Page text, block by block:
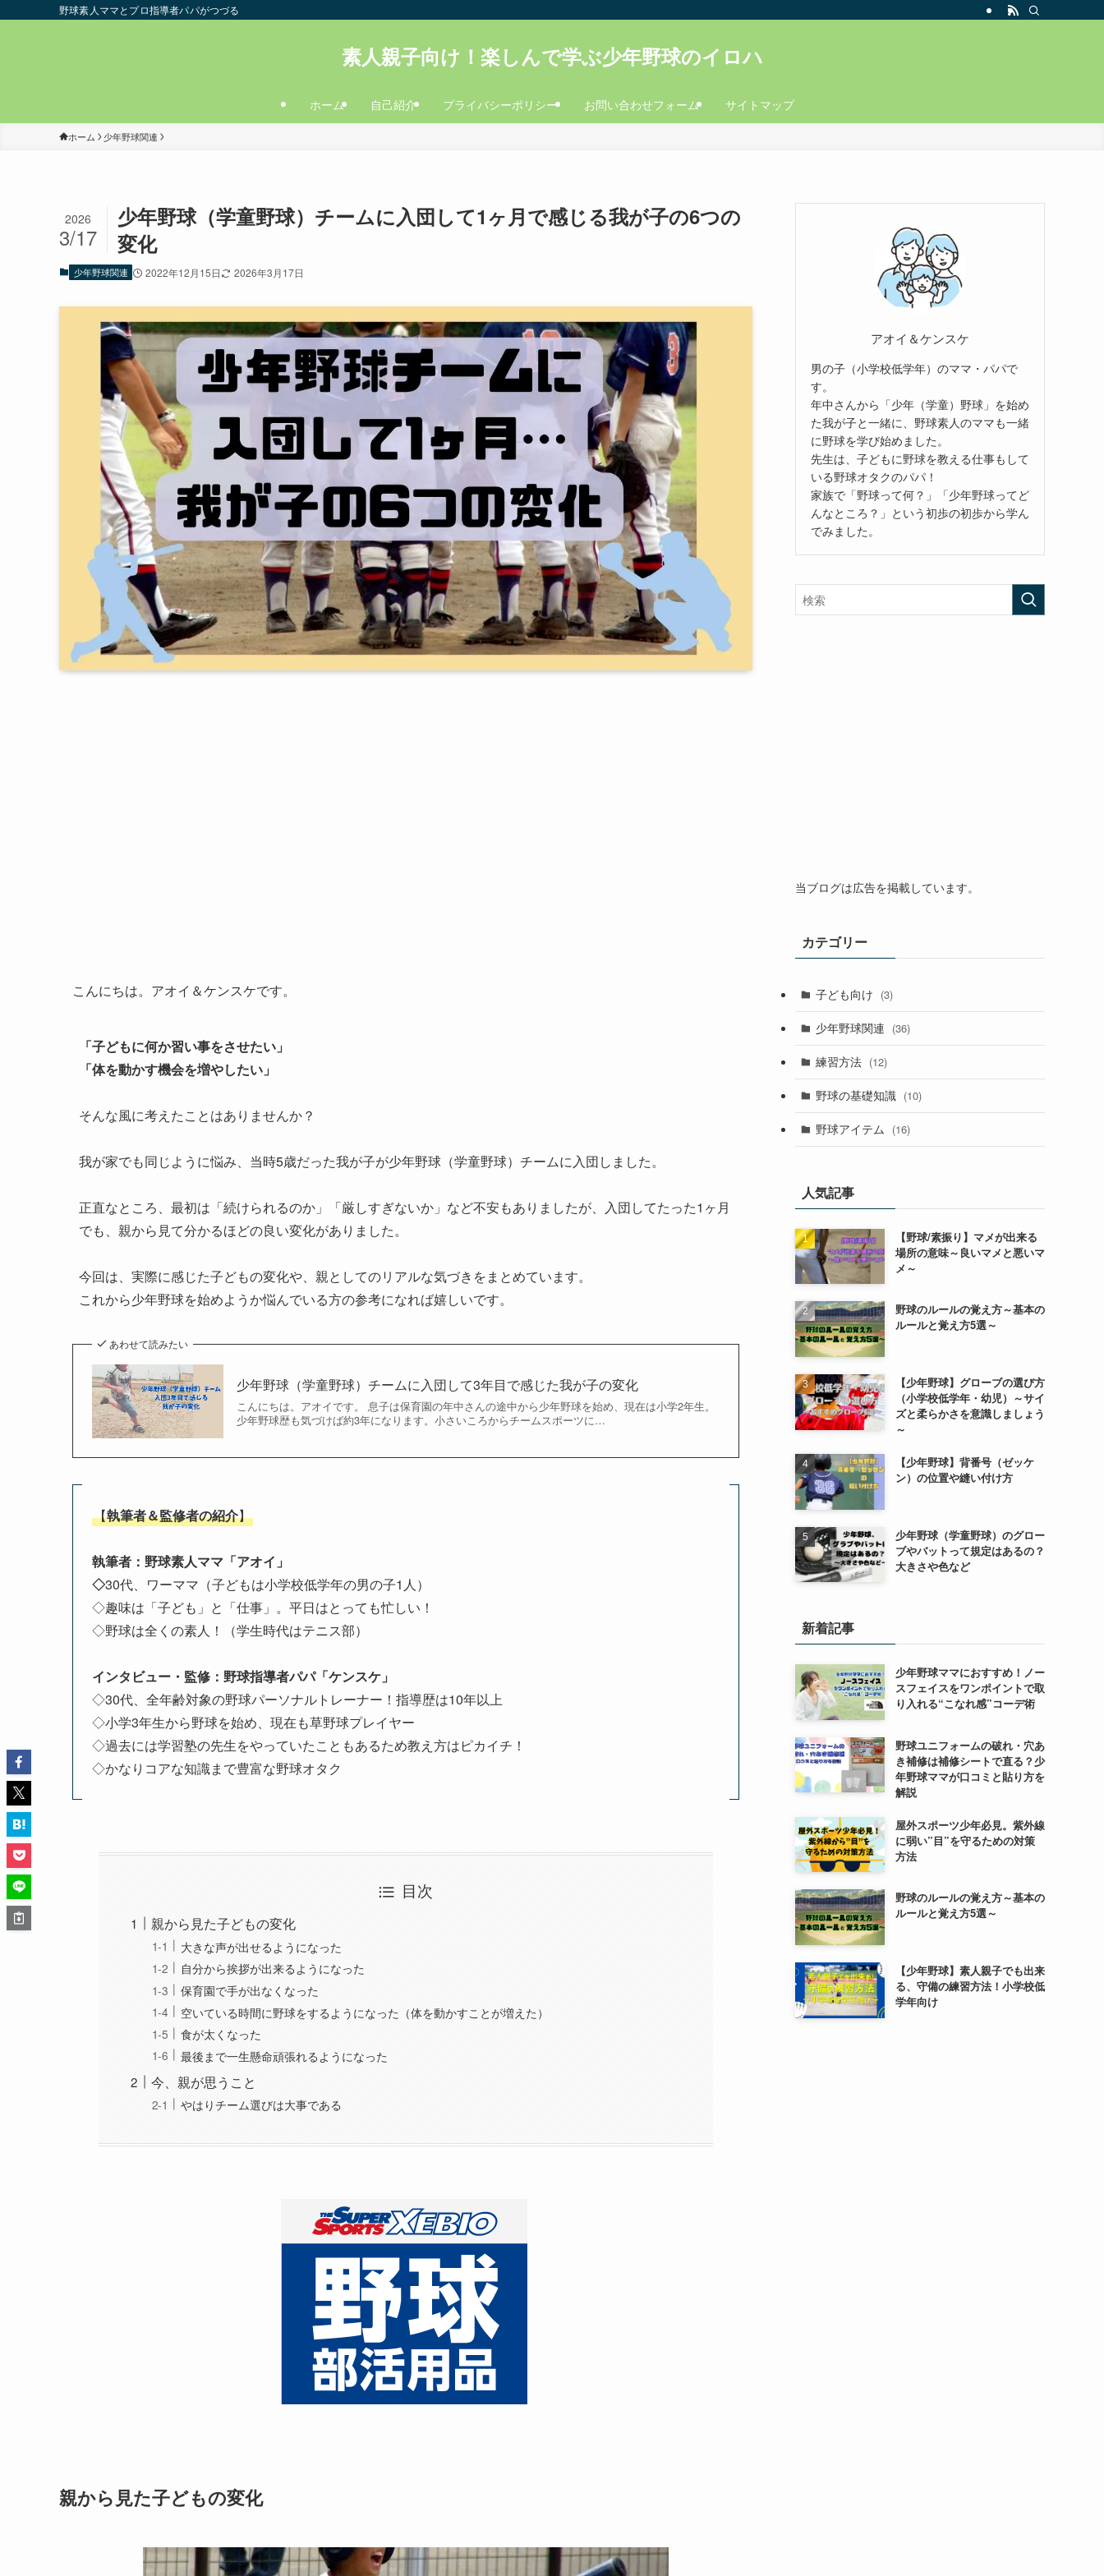
野球素人ママとプロ指導者パパがつづる
素人親子向け！楽しんで学ぶ少年野球のイロハ
ホーム 自己紹介 プライバシーポリシー お問い合わせフォーム サイトマップ
ホーム 少年野球関連
少年野球（学童野球）チームに入団して1ヶ月で感じる我が子の6つの
変化
2026
3/17
少年野球関連 2022年12月15日 2026年3月17日
こんにちは。アオイ＆ケンスケです。
「子どもに何か習い事をさせたい」
「体を動かす機会を増やしたい」
そんな風に考えたことはありませんか？
我が家でも同じように悩み、当時5歳だった我が子が少年野球（学童野球）チームに入団しました。
正直なところ、最初は「続けられるのか」「厳しすぎないか」など不安もありましたが、入団してたった1ヶ月
でも、親から見て分かるほどの良い変化がありました。
今回は、実際に感じた子どもの変化や、親としてのリアルな気づきをまとめています。
これから少年野球を始めようか悩んでいる方の参考になれば嬉しいです。
あわせて読みたい
少年野球（学童野球）チームに入団して3年目で感じた我が子の変化
こんにちは。アオイです。 息子は保育園の年中さんの途中から少年野球を始め、現在は小学2年生。
少年野球歴も気づけば約3年になります。小さいころからチームスポーツに…
【執筆者＆監修者の紹介】
執筆者：野球素人ママ「アオイ」
◇30代、ワーママ（子どもは小学校低学年の男の子1人）
◇趣味は「子ども」と「仕事」。平日はとっても忙しい！
◇野球は全くの素人！（学生時代はテニス部）
インタビュー・監修：野球指導者パパ「ケンスケ」
◇30代、全年齢対象の野球パーソナルトレーナー！指導歴は10年以上
◇小学3年生から野球を始め、現在も草野球プレイヤー
◇過去には学習塾の先生をやっていたこともあるため教え方はピカイチ！
◇かなりコアな知識まで豊富な野球オタク
目次
親から見た子どもの変化
大きな声が出せるようになった
自分から挨拶が出来るようになった
保育園で手が出なくなった
空いている時間に野球をするようになった（体を動かすことが増えた）
食が太くなった
最後まで一生懸命頑張れるようになった
今、親が思うこと
やはりチーム選びは大事である
親から見た子どもの変化
アオイ＆ケンスケ
男の子（小学校低学年）のママ・パパで
す。
年中さんから「少年（学童）野球」を始め
た我が子と一緒に、野球素人のママも一緒
に野球を学び始めました。
先生は、子どもに野球を教える仕事もして
いる野球オタクのパパ！
家族で「野球って何？」「少年野球ってど
んなところ？」という初歩の初歩から学ん
でみました。
当ブログは広告を掲載しています。
カテゴリー
子ども向け (3)
少年野球関連 (36)
練習方法 (12)
野球の基礎知識 (10)
野球アイテム (16)
人気記事
【野球/素振り】マメが出来る
場所の意味～良いマメと悪いマ
メ～
野球のルールの覚え方～基本の
ルールと覚え方5選～
【少年野球】グローブの選び方
（小学校低学年・幼児）～サイ
ズと柔らかさを意識しましょう
～
【少年野球】背番号（ゼッケ
ン）の位置や縫い付け方
少年野球（学童野球）のグロー
ブやバットって規定はあるの？
大きさや色など
新着記事
少年野球ママにおすすめ！ノー
スフェイスをワンポイントで取
り入れる“こなれ感”コーデ術
野球ユニフォームの破れ・穴あ
き補修は補修シートで直る？少
年野球ママが口コミと貼り方を
解説
屋外スポーツ少年必見。紫外線
に弱い”目”を守るための対策
方法
野球のルールの覚え方～基本の
ルールと覚え方5選～
【少年野球】素人親子でも出来
る、守備の練習方法！小学校低
学年向け